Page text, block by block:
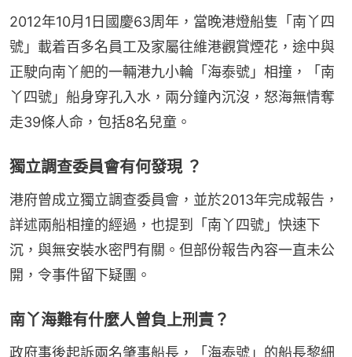
2012年10月1日國慶63周年，當晚港燈船隻「南丫四
號」載着百多名員工及家屬往維港觀賞煙花，途中與
正駛向南丫舥的一輛港九小輪「海泰號」相撞，「南
丫四號」船身穿孔入水，兩分鐘內沉沒，怒海無情奪
走39條人命，包括8名兒童。
獨立調查委員會有何發現 ？
港府曾成立獨立調查委員會，並於2013年完成報告，
詳述兩船相撞的經過，也提到「南丫四號」快速下
沉，與無安裝水密門有關。但部份報告內容一直未公
開，令事件留下疑團。
南丫海難有什麼人曾負上刑責？
政府事後起訴兩名肇事船長，「海泰號」的船長黎細